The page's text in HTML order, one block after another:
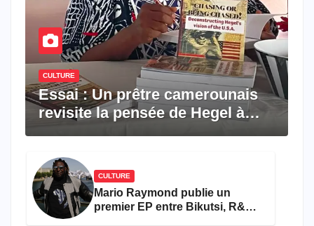
CULTURE
Essai : Un prêtre camerounais
revisite la pensée de Hegel à
CULTURE
Mario Raymond publie un
premier EP entre Bikutsi, R&B